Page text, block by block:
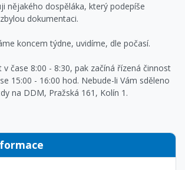
nějakého dospěláka, který podepíše
dokumentaci.
koncem týdne, uvidíme, dle počasí.
čase 8:00 - 8:30, pak začíná řízená činnost
15:00 - 16:00 hod. Nebude-li Vám sděleno
na DDM, Pražská 161, Kolín 1.